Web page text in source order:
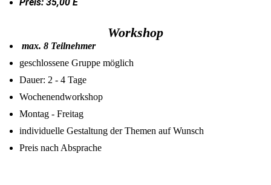
Workshop
max. 8 Teilnehmer
geschlossene Gruppe möglich
Dauer: 2 - 4 Tage
Wochenendworkshop
Montag - Freitag
individuelle Gestaltung der Themen auf Wunsch
Preis nach Absprache